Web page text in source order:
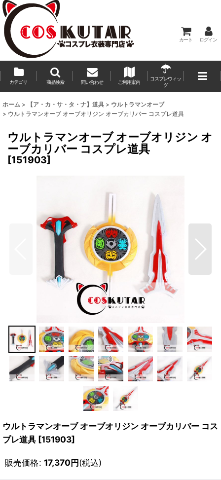
カート ログイン
カテゴリ 商品検索 問い合わせ ご利用案内
コスプレウィッ
グ
ホーム > 【ア・カ・サ・タ・ナ】道具 > ウルトラマンオーブ
> ウルトラマンオーブ オーブオリジン オーブカリバー コスプレ道具
ウルトラマンオーブ オーブオリジン オ
ーブカリバー コスプレ道具
[151903]
ウルトラマンオーブ オーブオリジン オーブカリバー コス
プレ道具 [151903]
販売価格: 17,370円(税込)